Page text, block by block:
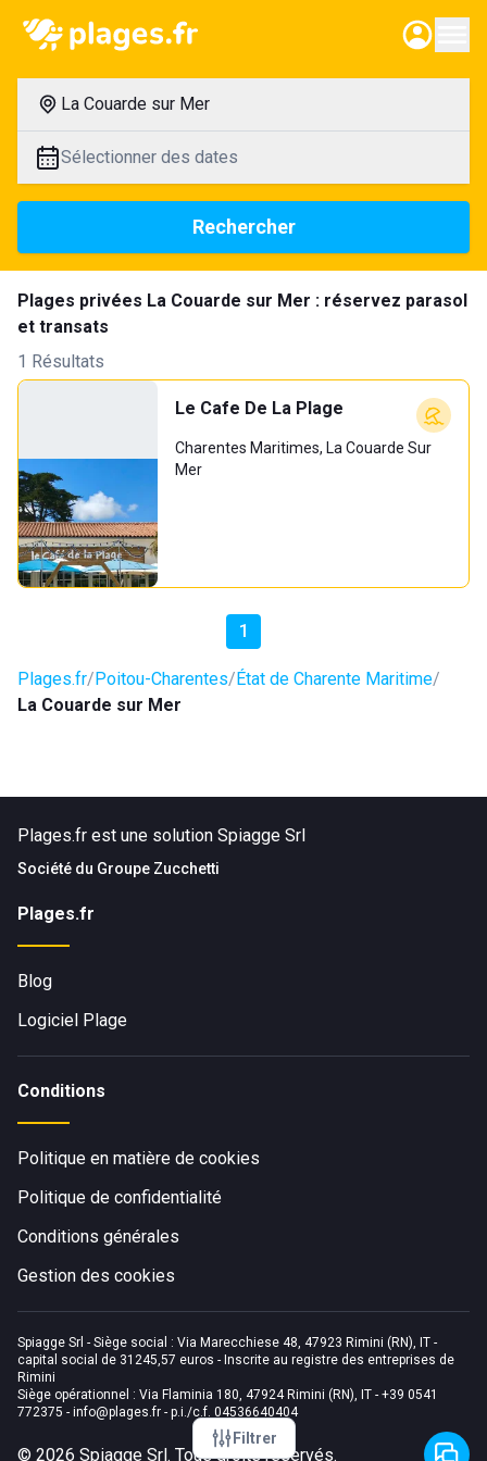
La Couarde sur Mer
Sélectionner des dates
Rechercher
Plages privées La Couarde sur Mer : réservez parasol
et transats
1 Résultats
Filtrer
Le Cafe De La Plage
Charentes Maritimes, La Couarde Sur
Mer
1
Plages.fr Poitou-Charentes État de Charente Maritime
La Couarde sur Mer
Plages.fr est une solution Spiagge Srl
Société du Groupe Zucchetti
Plages.fr
Blog
Logiciel Plage
Conditions
Politique en matière de cookies
Politique de confidentialité
Conditions générales
Gestion des cookies
Spiagge Srl - Siège social : Via Marecchiese 48, 47923 Rimini (RN), IT -
capital social de 31245,57 euros - Inscrite au registre des entreprises de
Rimini
Siège opérationnel : Via Flaminia 180, 47924 Rimini (RN), IT - +39 0541
772375 - info@plages.fr - p.i./c.f. 04536640404
© 2026 Spiagge Srl. Tous droits réservés.